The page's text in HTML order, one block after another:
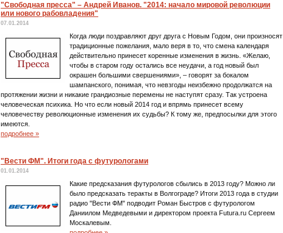
"Свободная пресса" – Андрей Иванов. "2014: начало мировой революции
или нового рабовладения"
07.01.2014
Когда люди поздравляют друг друга с Новым Годом, они произносят
традиционные пожелания, мало веря в то, что смена календаря
действительно принесет коренные изменения в жизнь. «Желаю,
чтобы в старом году остались все неудачи, а год новый был
окрашен большими свершениями», – говорят за бокалом
шампанского, понимая, что невзгоды неизбежно продолжатся на
протяжении жизни и никакие грандиозные перемены не наступят сразу. Так устроена
человеческая психика. Но что если новый 2014 год и впрямь принесет всему
человечеству революционные изменения их судьбы? К тому же, предпосылки для этого
имеются.
подробнее »
"Вести ФМ". Итоги года с футурологами
01.01.2014
Какие предсказания футурологов сбылись в 2013 году? Можно ли
было предсказать теракты в Волгограде? Итоги 2013 года в студии
радио "Вести ФМ" подводит Роман Быстров с футурологом
Даниилом Медведевыми и директором проекта Futura.ru Сергеем
Москалевым.